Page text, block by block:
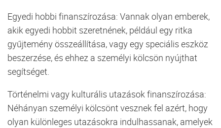
Egyedi hobbi finanszírozása: Vannak olyan emberek,
akik egyedi hobbit szeretnének, például egy ritka
gyűjtemény összeállítása, vagy egy speciális eszköz
beszerzése, és ehhez a személyi kölcsön nyújthat
segítséget.
Történelmi vagy kulturális utazások finanszírozása:
Néhányan személyi kölcsönt vesznek fel azért, hogy
olyan különleges utazásokra indulhassanak, amelyek